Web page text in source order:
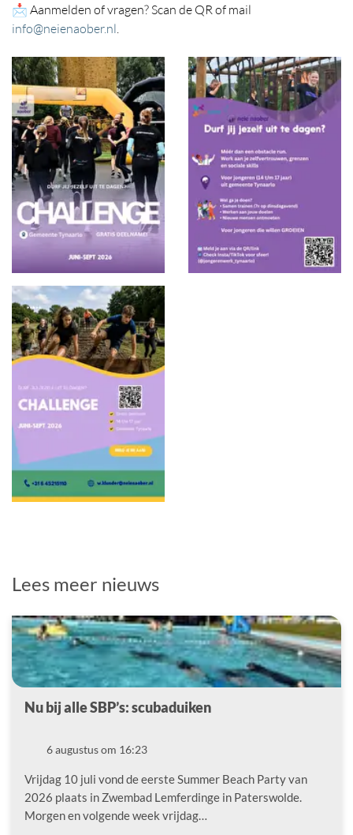
📩 Aanmelden of vragen? Scan de QR of mail
info@neienaober.nl
Foto
album
overslaan
Lees meer nieuws
Nu bij alle SBP’s: scubaduiken
Datum6 augustus om 16:23
Vrijdag 10 juli vond de eerste Summer Beach Party van
2026 plaats in Zwembad Lemferdinge in Paterswolde.
Morgen en volgende week vrijdag…